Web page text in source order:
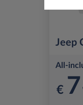
Jeep
All-
€